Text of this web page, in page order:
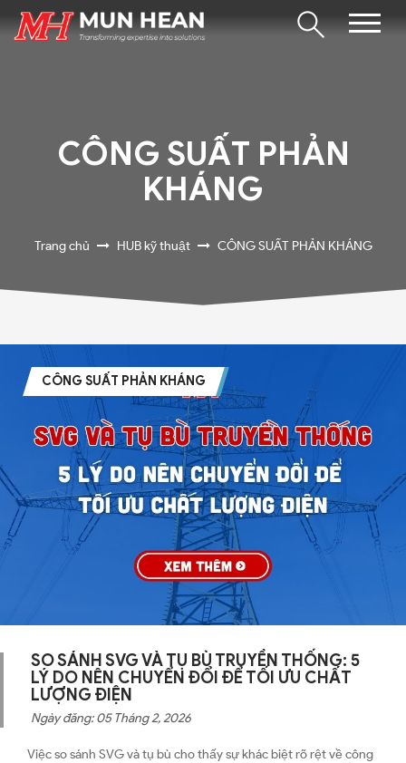
CÔNG SUẤT PHẢN
KHÁNG
Trang chủ HUB kỹ thuật CÔNG SUẤT PHẢN KHÁNG
CÔNG SUẤT PHẢN KHÁNG
SO SÁNH SVG VÀ TỤ BÙ TRUYỀN THỐNG: 5
LÝ DO NÊN CHUYỂN ĐỔI ĐỂ TỐI ƯU CHẤT
LƯỢNG ĐIỆN
Ngày đăng: 05 Tháng 2, 2026
Việc so sánh SVG và tụ bù cho thấy sự khác biệt rõ rệt về công